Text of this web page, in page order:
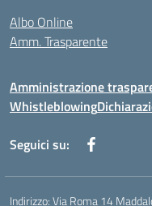
Albo Online
Amm. Trasparente
Amministrazione
Whistleblowing
Seguici su:
Indirizzo:Via Roma 14